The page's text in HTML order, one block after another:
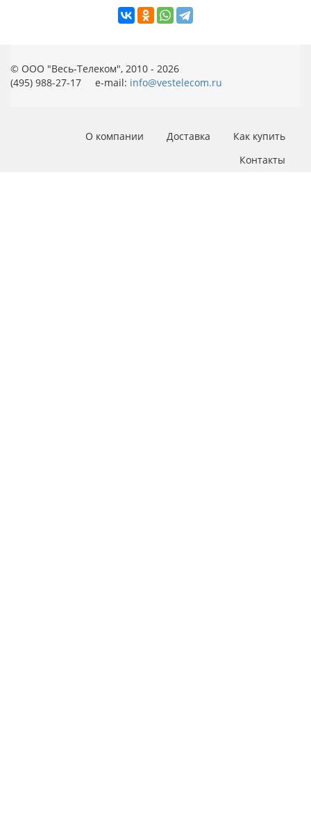
© ООО "Весь-Телеком", 2010 - 2026
(495) 988-27-17 e-mail: info@vestelecom.ru
О компании Доставка
Как купить
Контакты